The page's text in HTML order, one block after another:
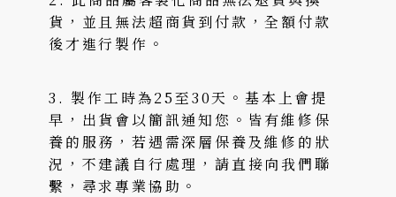
貨，並且無法超商貨到付款，全額付款
後才進行製作。
3. 製作工時為25至30天。基本上會提
早，出貨會以簡訊通知您。皆有維修保
養的服務，若遇需深層保養及維修的狀
況，不建議自行處理，請直接向我們聯
繫，尋求專業協助。